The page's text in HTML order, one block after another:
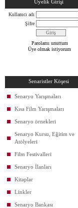
Üyelik Girişi
Kullanıcı adı
Şifre
Parolamı unuttum
Üye olmak istiyorum
Senaristler Köşesi
Senaryo Yarışmaları
Kısa Film Yarışmaları
Senaryo örnekleri
Senaryo Kursu, Eğitim ve
Atölyeleri
Film Festivalleri
Senaryo İlanları
Kitaplar
Linkler
Senaryo Bankası